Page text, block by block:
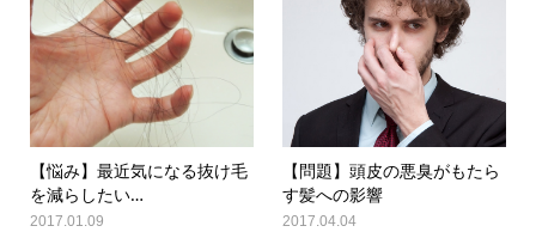
【悩み】最近気になる抜け毛
を減らしたい…
2017.01.09
【問題】頭皮の悪臭がもたら
す髪への影響
2017.04.04